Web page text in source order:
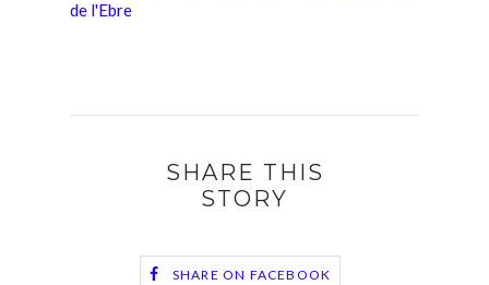
de l'Ebre
SHARE THIS
STORY
SHARE ON FACEBOOK